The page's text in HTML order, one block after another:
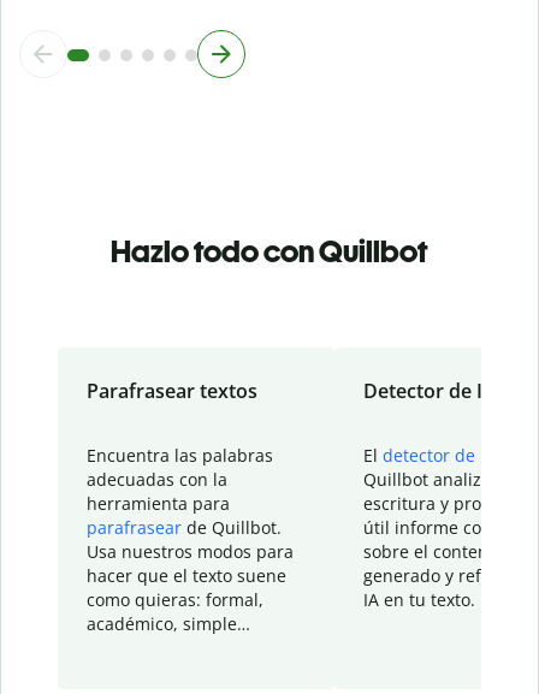
Hazlo todo con Quillbot
Parafrasear textos
Encuentra las palabras
adecuadas con la
herramienta para
parafrasear de Quillbot.
Usa nuestros modos para
hacer que el texto suene
como quieras: formal,
académico, simple…
Detector de IA
El detector de IA
Quillbot analiza tu
escritura y
útil informe con
sobre el contenido
generado y refinado
IA en tu texto.